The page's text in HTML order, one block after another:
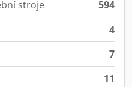
stroje
594
4
7
11